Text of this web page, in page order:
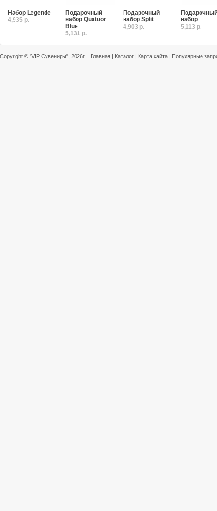
Набор Legende
4,935 р.
Подарочный
набор Quatuor
Blue
5,131 р.
Подарочный
набор Split
4,903 р.
Подарочный
набор
5,113 р.
Copyright © "VIP Сувениры" , 2026г. Главная | Каталог | Карта сайта | Популярные